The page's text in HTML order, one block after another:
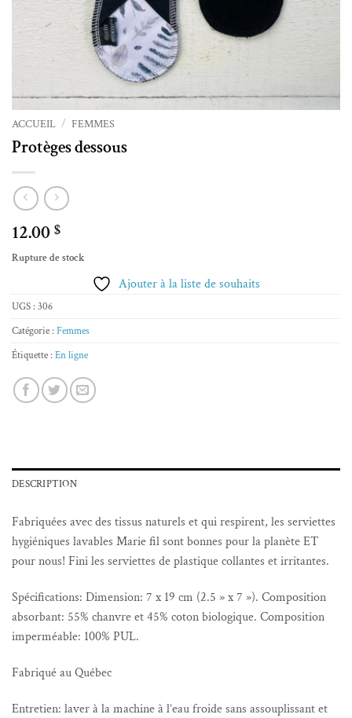
ACCUEIL / FEMMES
Protèges dessous
12.00 $
Rupture de stock
Ajouter à la liste de souhaits
UGS : 306
Catégorie : Femmes
Étiquette : En ligne
DESCRIPTION
Fabriquées avec des tissus naturels et qui respirent, les serviettes
hygiéniques lavables Marie fil sont bonnes pour la planète ET
pour nous! Fini les serviettes de plastique collantes et irritantes.
Spécifications: Dimension: 7 x 19 cm (2.5 » x 7 »). Composition
absorbant: 55% chanvre et 45% coton biologique. Composition
imperméable: 100% PUL.
Fabriqué au Québec
Entretien: laver à la machine à l’eau froide sans assouplissant et